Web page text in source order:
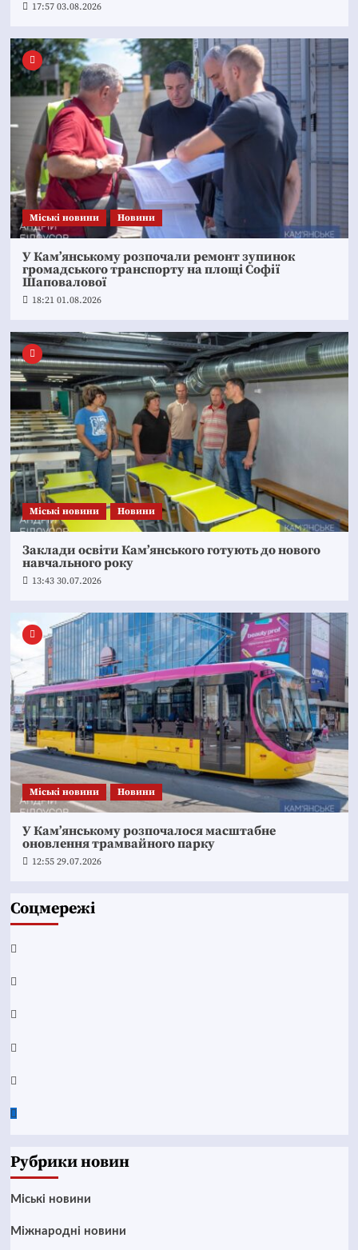
17:57 03.08.2026
Mіські новини Новини
У Кам’янському розпочали ремонт зупинок
громадського транспорту на площі Софії
Шаповалової
18:21 01.08.2026
Mіські новини Новини
Заклади освіти Кам’янського готують до нового
навчального року
13:43 30.07.2026
Mіські новини Новини
У Кам’янському розпочалося масштабне
оновлення трамвайного парку
12:55 29.07.2026
Соцмережі
Facebook
YouTube
Telegram
Instagram
Twitter
Google
Рубрики новин
Mіські новини
Міжнародні новини